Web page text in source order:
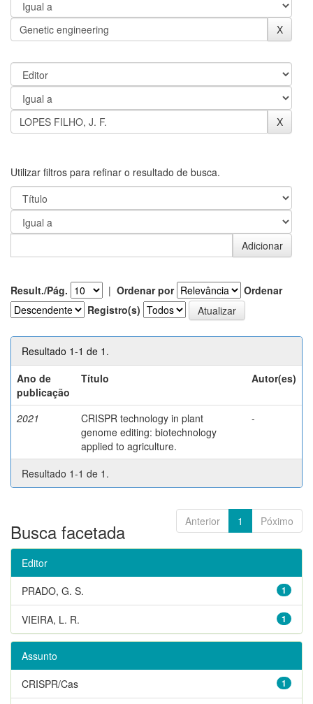
Utilizar filtros para refinar o resultado de busca.
Result./Pág. | Ordenar por
Ordenar
Registro(s)
Resultado 1-1 de 1.
Ano de
publicação
Título Autor(es)
2021
CRISPR technology in plant
genome editing: biotechnology
applied to agriculture.
-
Resultado 1-1 de 1.
Anterior 1 Póximo
Busca facetada
Editor
1
PRADO, G. S.
1
VIEIRA, L. R.
Assunto
1
CRISPR/Cas